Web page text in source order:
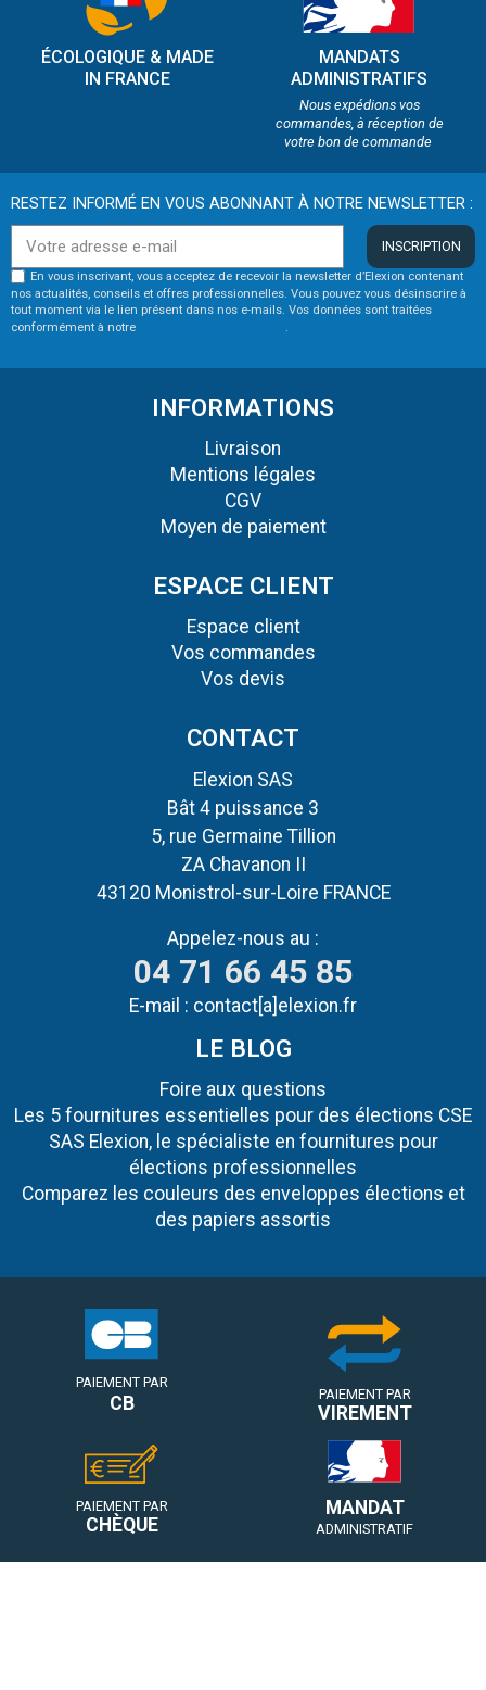
ÉCOLOGIQUE & MADE
IN FRANCE
MANDATS
ADMINISTRATIFS
Nous expédions vos
commandes, à réception de
votre bon de commande
RESTEZ INFORMÉ EN VOUS ABONNANT À NOTRE NEWSLETTER :
INSCRIPTION
En vous inscrivant, vous acceptez de recevoir la newsletter d’Elexion contenant
nos actualités, conseils et offres professionnelles. Vous pouvez vous désinscrire à
tout moment via le lien présent dans nos e-mails. Vos données sont traitées
conformément à notre
.
INFORMATIONS
Livraison
Mentions légales
CGV
Moyen de paiement
ESPACE CLIENT
Espace client
Vos commandes
Vos devis
CONTACT
Elexion SAS
Bât 4 puissance 3
5, rue Germaine Tillion
ZA Chavanon II
43120 Monistrol-sur-Loire FRANCE
Appelez-nous au :
04 71 66 45 85
E-mail : contact[a]elexion.fr
LE BLOG
Foire aux questions
Les 5 fournitures essentielles pour des élections CSE
SAS Elexion, le spécialiste en fournitures pour
élections professionnelles
Comparez les couleurs des enveloppes élections et
des papiers assortis
PAIEMENT PAR
CB PAIEMENT PAR
VIREMENT
PAIEMENT PAR
CHÈQUE
MANDAT
ADMINISTRATIF